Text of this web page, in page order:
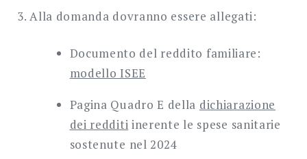
3. Alla domanda dovranno essere allegati:
Documento del reddito familiare:
modello ISEE
Pagina Quadro E della dichiarazione
dei redditi inerente le spese sanitarie
sostenute nel 2024